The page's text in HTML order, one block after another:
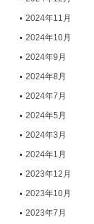
2024年11月
2024年10月
2024年9月
2024年8月
2024年7月
2024年5月
2024年3月
2024年1月
2023年12月
2023年10月
2023年7月